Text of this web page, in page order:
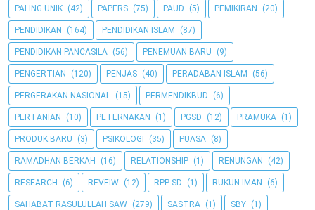
PALING UNIK (42) PAPERS (75) PAUD (5) PEMIKIRAN (20)
PENDIDIKAN (164) PENDIDIKAN ISLAM (87)
PENDIDIKAN PANCASILA (56) PENEMUAN BARU (9)
PENGERTIAN (120) PENJAS (40) PERADABAN ISLAM (56)
PERGERAKAN NASIONAL (15) PERMENDIKBUD (6)
PERTANIAN (10) PETERNAKAN (1) PGSD (12) PRAMUKA (1)
PRODUK BARU (3) PSIKOLOGI (35) PUASA (8)
RAMADHAN BERKAH (16) RELATIONSHIP (1) RENUNGAN (42)
RESEARCH (6) REVEIW (12) RPP SD (1) RUKUN IMAN (6)
SAHABAT RASULULLAH SAW (279) SASTRA (1) SBY (1)